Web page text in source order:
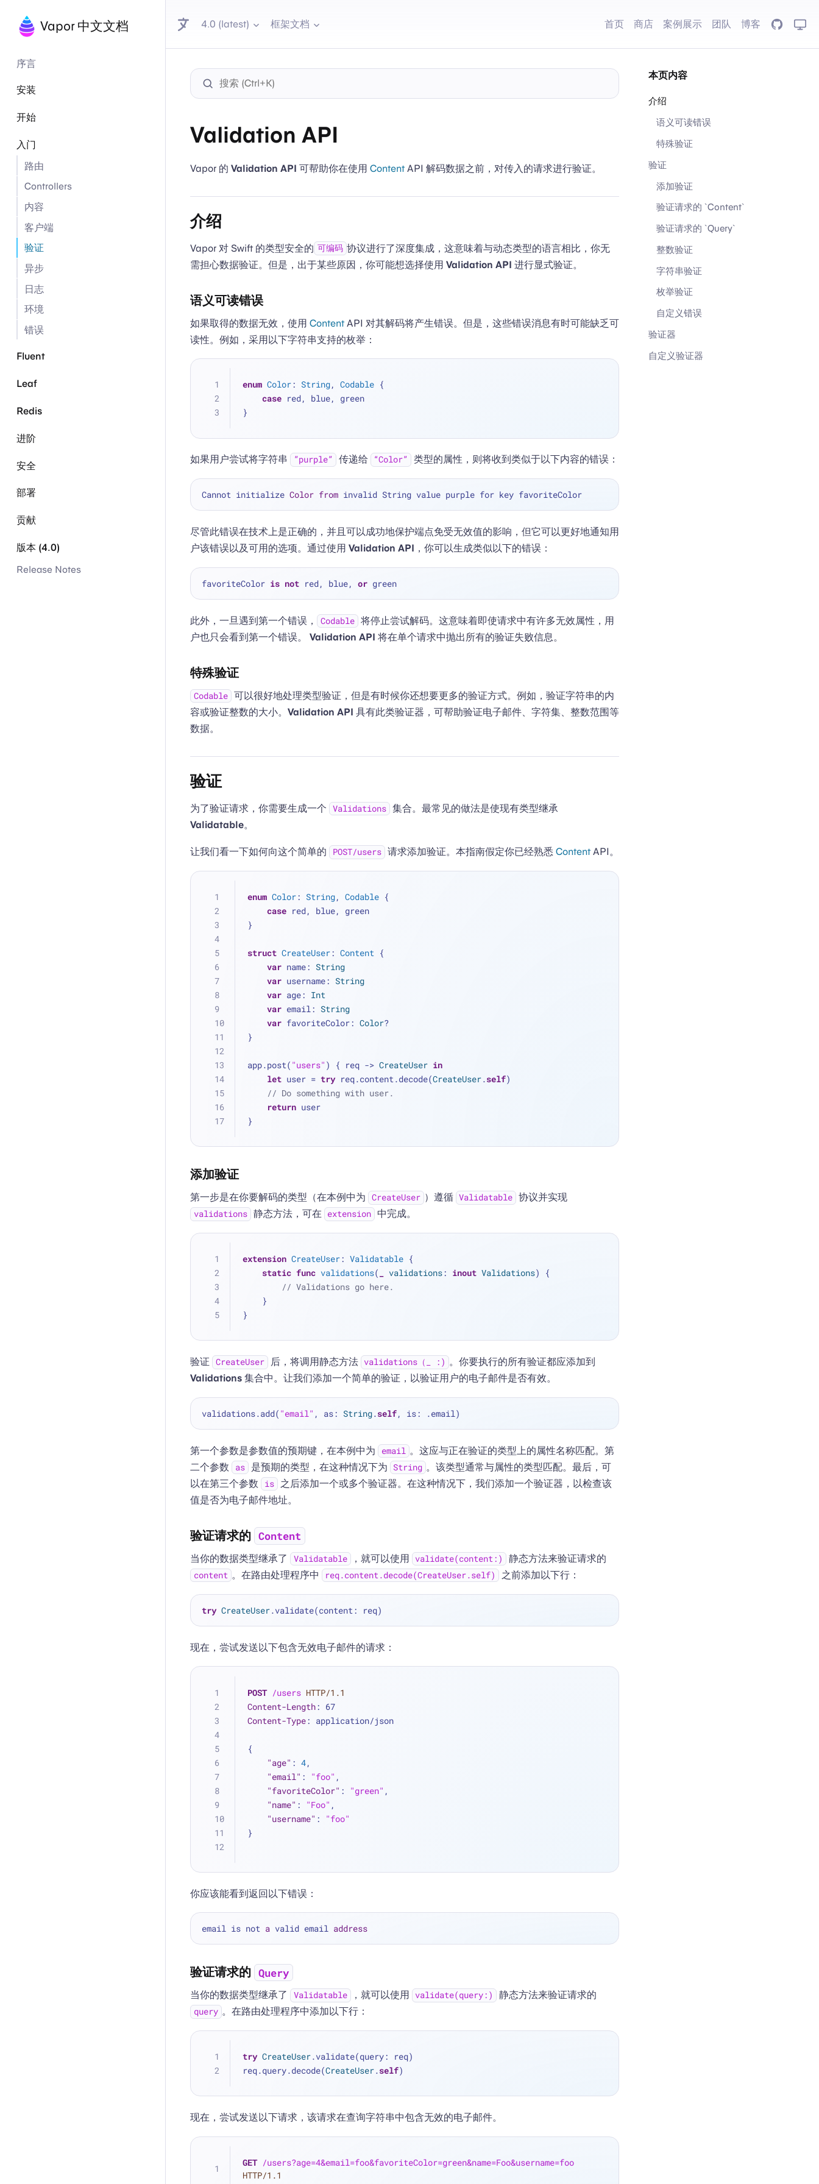
Vapor 中文文档
序言
安装
开始
入门
路由
Controllers
内容
客户端
验证
异步
日志
环境
错误
Fluent
Leaf
Redis
进阶
安全
部署
贡献
版本 (4.0)
Release Notes
4.0 (latest) 框架文档 首页 商店 案例展示 团队 博客 GitHub
Validation API
Vapor 的 Validation API 可帮助你在使用 ContentAPI 解码数据之前，对传入的请求进行验证。
介绍
Vapor 对 Swift 的类型安全的 可编码 协议进行了深度集成，这意味着与动态类型的语言相比，你无
需担心数据验证。但是，出于某些原因，你可能想选择使用 Validation API 进行显式验证。
语义可读错误
如果取得的数据无效，使用 ContentAPI 对其解码将产生错误。但是，这些错误消息有时可能缺乏可
读性。例如，采用以下字符串支持的枚举：
enum Color: String, Codable {
case red, blue, green
}
如果用户尝试将字符串 ”purple” 传递给 “Color” 类型的属性，则将收到类似于以下内容的错误：
Cannot initialize Color from invalid String value purple for key favoriteColor
尽管此错误在技术上是正确的，并且可以成功地保护端点免受无效值的影响，但它可以更好地通知用
户该错误以及可用的选项。通过使用 Validation API ，你可以生成类似以下的错误：
favoriteColor is not red, blue, or green
此外，一旦遇到第一个错误， Codable 将停止尝试解码。这意味着即使请求中有许多无效属性，用
户也只会看到第一个错误。 Validation API 将在单个请求中抛出所有的验证失败信息。
特殊验证
Codable 可以很好地处理类型验证，但是有时候你还想要更多的验证方式。例如，验证字符串的内
容或验证整数的大小。 Validation API 具有此类验证器，可帮助验证电子邮件、字符集、整数范围等
数据。
验证
为了验证请求，你需要生成一个 Validations 集合。最常见的做法是使现有类型继承
Validatable。
让我们看一下如何向这个简单的 POST/users 请求添加验证。本指南假定你已经熟悉 ContentAPI。
enum Color: String, Codable {
case red, blue, green
}
struct CreateUser: Content {
var name: String
var username: String
var age: Int
var email: String
var favoriteColor: Color?
}
app.post( "users" ) { req -> CreateUser in
let user = try req.content.decode(CreateUser.self)
// Do something with user.
return user
}
添加验证
第一步是在你要解码的类型（在本例中为 CreateUser ）遵循 Validatable 协议并实现
validations 静态方法，可在 extension 中完成。
extension CreateUser: Validatable {
static func validations( validations: inout Validations) {
// Validations go here.
    }
}
验证 CreateUser 后，将调用静态方法 validations（_ :) 。你要执行的所有验证都应添加到
Validations 集合中。让我们添加一个简单的验证，以验证用户的电子邮件是否有效。
validations.add( "email" , as: String.self
第一个参数是参数值的预期键，在本例中为 email 。这应与正在验证的类型上的属性名称匹配。第
二个参数
as 是预期的类型，在这种情况下为 String 。该类型通常与属性的类型匹配。最后，可
以在第三个参数
is
之后添加一个或多个验证器。在这种情况下，我们添加一个验证器，以检查该
值是否为电子邮件地址。
验证请求的 Content
当你的数据类型继承了 Validatable ，就可以使用 validate(content:) 静态方法来验证请求的
content 。在路由处理程序中 req.content.decode(CreateUser.self) 之前添加以下行：
try CreateUser
现在，尝试发送以下包含无效电子邮件的请求：
POST /users HTTP/1.1
Content-Length: 67
Content-Type: application/json
{
"age" : 4,
"email" : "foo" ,
"favoriteColor" : "green" ,
"name" : "Foo" ,
"username" :
"foo"
}
你应该能看到返回以下错误：
email is not a valid email address
验证请求的 Query
当你的数据类型继承了 Validatable ，就可以使用 validate(query:) 静态方法来验证请求的
query 。在路由处理程序中添加以下行：
try CreateUser.validate(query: req)
req.query.decode(CreateUser.self)
现在，尝试发送以下请求，该请求在查询字符串中包含无效的电子邮件。
GET /users?age=4&email=foo&favoriteColor=green&name=Foo&username=foo
HTTP/1.1
本页内容
介绍
语义可读错误
特殊验证
验证
添加验证
验证请求的 `Content`
验证请求的 `Query`
整数验证
字符串验证
枚举验证
自定义错误
验证器
自定义验证器